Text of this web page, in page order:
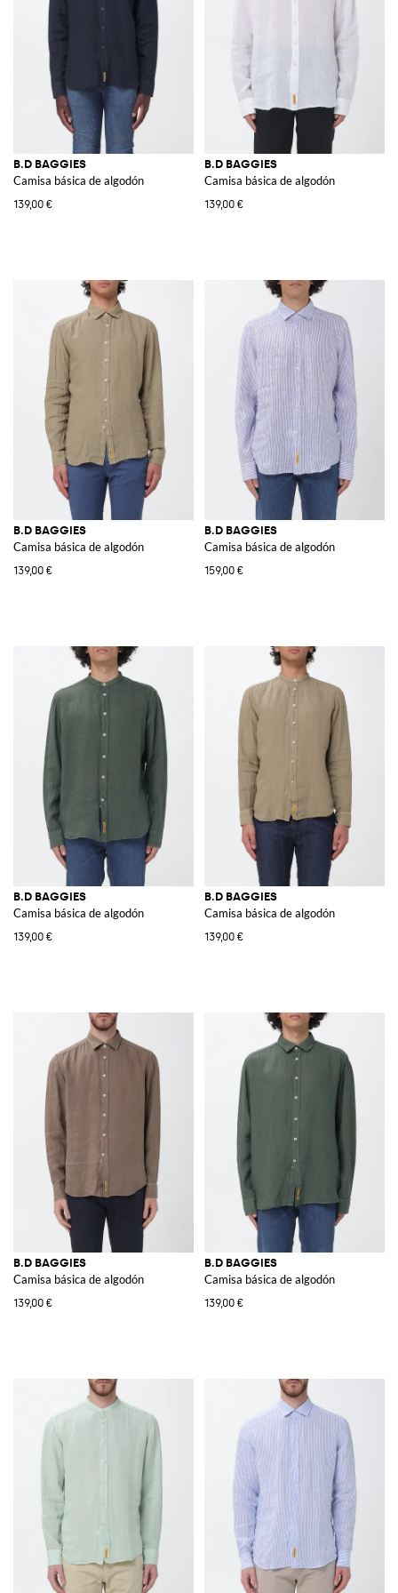
B.D BAGGIES
Camisa básica de algodón
139,00 €
B.D BAGGIES
Camisa básica de algodón
139,00 €
B.D BAGGIES
Camisa básica de algodón
139,00 €
B.D BAGGIES
Camisa básica de algodón
159,00 €
B.D BAGGIES
Camisa básica de algodón
139,00 €
B.D BAGGIES
Camisa básica de algodón
139,00 €
B.D BAGGIES
Camisa básica de algodón
139,00 €
B.D BAGGIES
Camisa básica de algodón
139,00 €